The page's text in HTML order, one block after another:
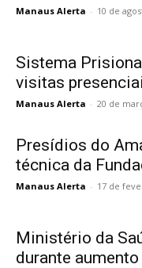
Manaus Alerta - 10 de
Sistema
visitas
Manaus Alerta - 20 de
Presídios do
técnica da
Manaus Alerta - 17 de
Ministério da
durante